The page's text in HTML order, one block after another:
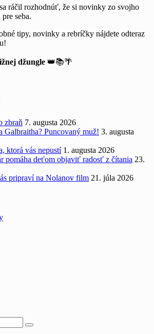
ráčil rozhodnúť, že si novinky zo svojho
seba.
tipy, novinky a rebríčky nájdete odteraz
džungle 👑📚🌴
zbraň 7. augusta 2026
Galbraitha? Puncovaný muž! 3. augusta
ktorá vás nepustí 1. augusta 2026
pomáha deťom objaviť radosť z čítania 23.
pripraví na Nolanov film 21. júla 2026